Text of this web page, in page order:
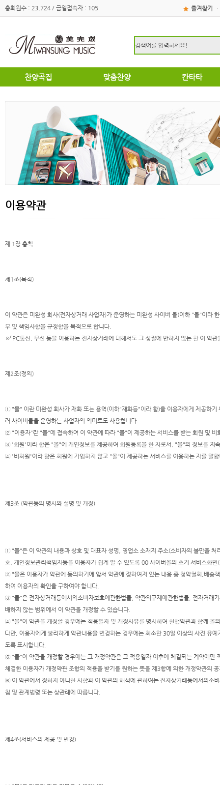
총회원수 : 23,724 / 금일접속자 : 105 즐겨찾기 ·
찬양곡집
쉽고은혜로운찬양곡집
소편성관현악성가곡집
영광의찬양
찬송가편곡
명성가 / 애창성가
복음성가합창편곡집
우리가락 찬양곡집
절기별성가
혼성3부
여성성가
맞춤찬양
영광의찬양
찬송가편곡
애창성가
명성가/복음성가합창편곡
절기별성가/국악성가
혼성3부
송영
특별찬양곡집
칸타타
부활절
이용약관
제 1장 총칙
제1조(목적)
이 약관은 미완성 회사(전자상거래 사업자)가 운영하는 미완성 사이버 몰(이하 "몰"이라
무 및 책임사항을 규정함을 목적으로 합니다.
※「PC통신, 무선 등을 이용하는 전자상거래에 대해서도 그 성질에 반하지 않는 한 이 약관
제2조(정의)
① "몰" 이란 미완성 회사가 재화 또는 용역(이하"재화등"이라 함)을 이용자에게 제공하
러 사이버몰을 운영하는 사업자의 의미로도 사용합니다.
② "이용자"란 "몰"에 접속하여 이 약관에 따라 "몰"이 제공하는 서비스를 받는 회원 및 비
③ '회원'이라 함은 "몰"에 개인정보를 제공하여 회원등록을 한 자로서, "몰"의 정보를 지
④ '비회원'이라 함은 회원에 가입하지 않고 "몰"이 제공하는 서비스를 이용하는 자를 말
제3조 (약관등의 명시와 설명 및 개정)
① "몰"은 이 약관의 내용과 상호 및 대표자 성명, 영업소 소재지 주소(소비자의 불만을
호, 개인정보관리책임자등을 이용자가 쉽게 알 수 있도록 00 사이버몰의 초기 서비스화
② "몰은 이용자가 약관에 동의하기에 앞서 약관에 정하여져 있는 내용 중 청약철회,배송
하여 이용자의 확인을 구하여야 합니다.
③ "몰"은 전자상거래등에서의소비자보호에관한법률, 약관의규제에관한법률, 전자거래
배하지 않는 범위에서 이 약관을 개정할 수 있습니다.
④ "몰"이 약관을 개정할 경우에는 적용일자 및 개정사유를 명시하여 현행약관과 함께 몰
다만, 이용자에게 불리하게 약관내용을 변경하는 경우에는 최소한 30일 이상의 사전 유
도록 표시합니다.
⑤ "몰"이 약관을 개정할 경우에는 그 개정약관은 그 적용일자 이후에 체결되는 계약에만
체결한 이용자가 개정약관 조항의 적용을 받기를 원하는 뜻을 제3항에 의한 개정약관의
⑥ 이 약관에서 정하지 아니한 사항과 이 약관의 해석에 관하여는 전자상거래등에서의소
침 및 관계법령 또는 상관례에 따릅니다.
제4조(서비스의 제공 및 변경)